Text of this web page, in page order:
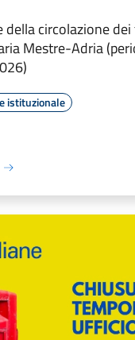
della circolazione
Mestre-Adria
istituzionale